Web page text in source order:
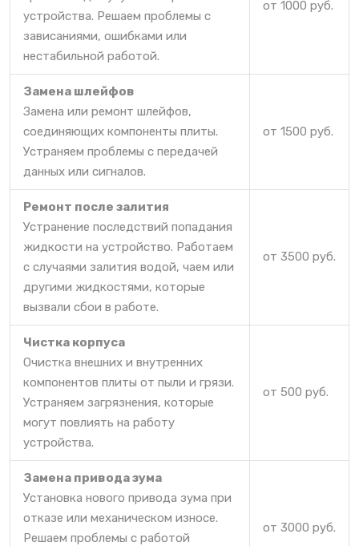
устройства. Решаем проблемы с
зависаниями, ошибками или
нестабильной работой.
от 1000 руб.
Замена шлейфов
Замена или ремонт шлейфов,
соединяющих компоненты плиты.
Устраняем проблемы с передачей
данных или сигналов.
от 1500 руб.
Ремонт после залития
Устранение последствий попадания
жидкости на устройство. Работаем
с случаями залития водой, чаем или
другими жидкостями, которые
вызвали сбои в работе.
от 3500 руб.
Чистка корпуса
Очистка внешних и внутренних
компонентов плиты от пыли и грязи.
Устраняем загрязнения, которые
могут повлиять на работу
устройства.
от 500 руб.
Замена привода зума
Установка нового привода зума при
отказе или механическом износе.
Решаем проблемы с работой
от 3000 руб.